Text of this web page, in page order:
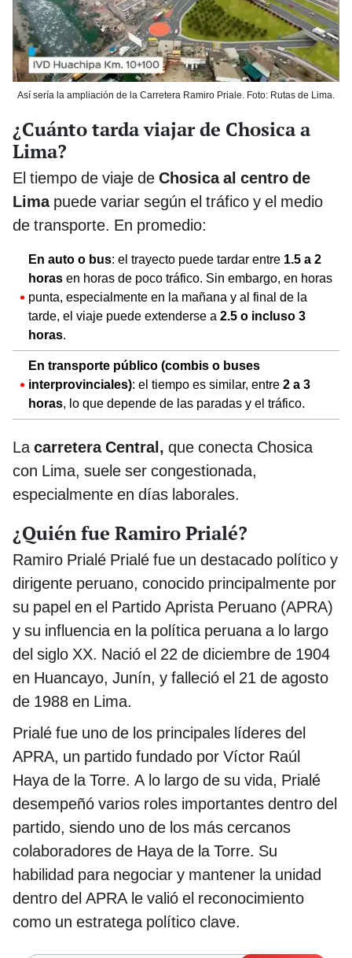
Así sería la ampliación de la Carretera Ramiro Priale. Foto: Rutas de Lima.
¿Cuánto tarda viajar de Chosica a
Lima?
El tiempo de viaje de Chosica al centro de
Limapuede variar según el tráfico y el medio
de transporte. En promedio:
En auto o bus: el trayecto puede tardar entre 1.5 a 2
horas en horas de poco tráfico. Sin embargo, en horas
punta, especialmente en la mañana y al final de la
tarde, el viaje puede extenderse a 2.5 o incluso 3
horas.
En transporte público (combis o buses
interprovinciales): el tiempo es similar, entre 2 a 3
horas, lo que depende de las paradas y el tráfico.
Lacarretera Central, que conecta Chosica
con Lima, suele ser congestionada,
especialmente en días laborales.
¿Quién fue Ramiro Prialé?
Ramiro Prialé Prialé fue un destacado político y
dirigente peruano, conocido principalmente por
su papel en el Partido Aprista Peruano (APRA)
y su influencia en la política peruana a lo largo
del siglo XX. Nació el 22 de diciembre de 1904
en Huancayo, Junín, y falleció el 21 de agosto
de 1988 en Lima.
Prialé fue uno de los principales líderes del
APRA, un partido fundado por Víctor Raúl
Haya de la Torre. A lo largo de su vida, Prialé
desempeñó varios roles importantes dentro del
partido, siendo uno de los más cercanos
colaboradores de Haya de la Torre. Su
habilidad para negociar y mantener la unidad
dentro del APRA le valió el reconocimiento
como un estratega político clave.